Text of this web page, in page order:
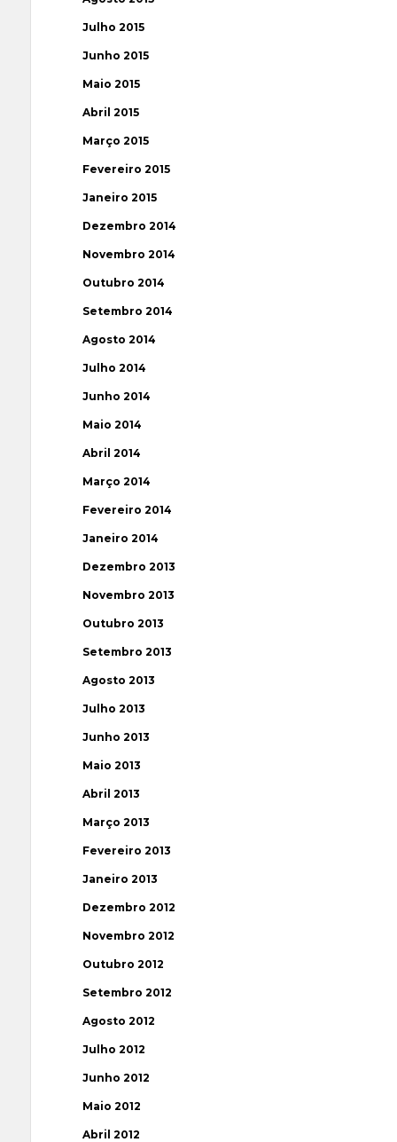
Julho 2015
Junho 2015
Maio 2015
Abril 2015
Março 2015
Fevereiro 2015
Janeiro 2015
Dezembro 2014
Novembro 2014
Outubro 2014
Setembro 2014
Agosto 2014
Julho 2014
Junho 2014
Maio 2014
Abril 2014
Março 2014
Fevereiro 2014
Janeiro 2014
Dezembro 2013
Novembro 2013
Outubro 2013
Setembro 2013
Agosto 2013
Julho 2013
Junho 2013
Maio 2013
Abril 2013
Março 2013
Fevereiro 2013
Janeiro 2013
Dezembro 2012
Novembro 2012
Outubro 2012
Setembro 2012
Agosto 2012
Julho 2012
Junho 2012
Maio 2012
Abril 2012